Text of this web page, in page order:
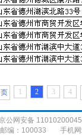
1 2 3 4
公网安备
邮编：100033 手机